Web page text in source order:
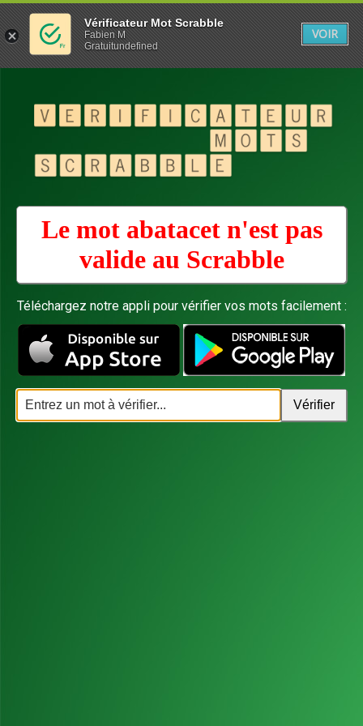
Le mot abatacet n'est pas
valide au Scrabble
Téléchargez notre appli pour vérifier vos mots facilement :
Vérificateur Mot Scrabble
Fabien M
Gratuitundefined
VOIR